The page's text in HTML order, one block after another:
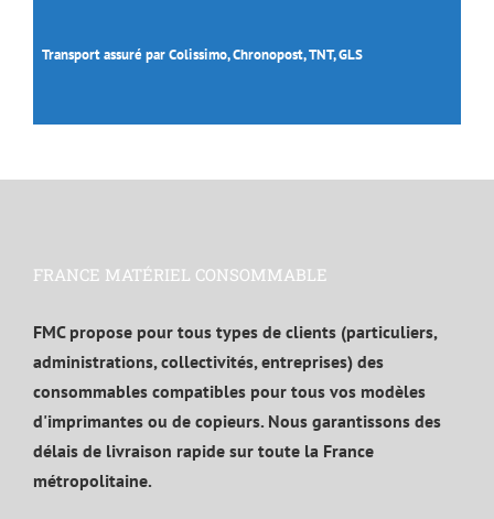
Transport assuré par Colissimo, Chronopost, TNT, GLS
FRANCE MATÉRIEL CONSOMMABLE
FMC propose pour tous types de clients (particuliers,
administrations, collectivités, entreprises) des
consommables compatibles pour tous vos modèles
d'imprimantes ou de copieurs. Nous garantissons des
délais de livraison rapide sur toute la France
métropolitaine.